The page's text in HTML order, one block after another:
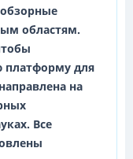
областям.
платформу для
​​на
Все